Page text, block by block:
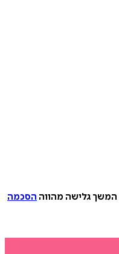
המשך גלישה מהווה הסכמה